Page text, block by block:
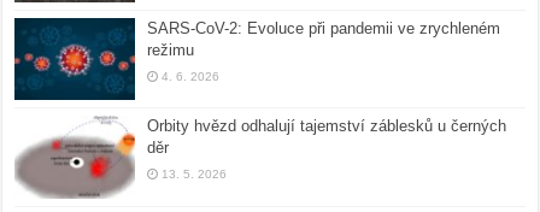
SARS-CoV-2: Evoluce při pandemii ve zrychleném
režimu
4. 6. 2026
Orbity hvězd odhalují tajemství záblesků u černých
děr
13. 5. 2026